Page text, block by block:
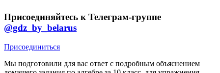
Присоединяйтесь к Телеграм-группе
@gdz_by_belarus
Присоединиться
Мы подготовили для вас ответ c подробным объяснением